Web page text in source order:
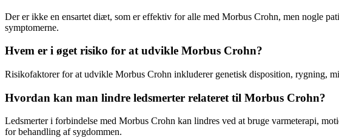
Der er ikke en ensartet diæt, som er effektiv for alle med Morbus Crohn, men nogle
symptomerne.
Hvem er i øget risiko for at udvikle Morbus Crohn?
Risikofaktorer for at udvikle Morbus Crohn inkluderer genetisk disposition, rygning,
Hvordan kan man lindre ledsmerter relateret til Morbus Crohn?
Ledsmerter i forbindelse med Morbus Crohn kan lindres ved at bruge varmeterapi,
for behandling af sygdommen.